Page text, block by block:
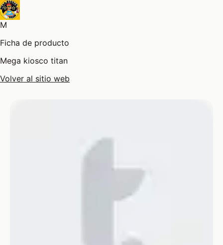
M
Ficha de producto
Mega kiosco titan
Volver al sitio web